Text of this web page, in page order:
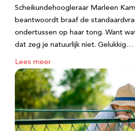
Scheikundehoogleraar Marleen
beantwoordt braaf de
ondertussen op haar tong. Want
dat zeg je natuurlijk niet. Gelukkig…
Lees meer